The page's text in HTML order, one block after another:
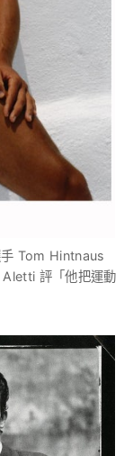
Tom Hintnaus
評「他把運動